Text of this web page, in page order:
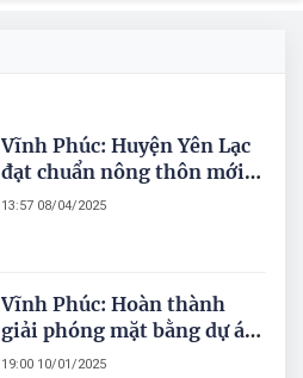
Vĩnh Phúc: Huyện Yên Lạc
đạt chuẩn nông thôn mới
nâng cao
13:57 08/04/2025
Vĩnh Phúc: Hoàn thành
giải phóng mặt bằng dự án
CCN làng nghề Minh
19:00 10/01/2025